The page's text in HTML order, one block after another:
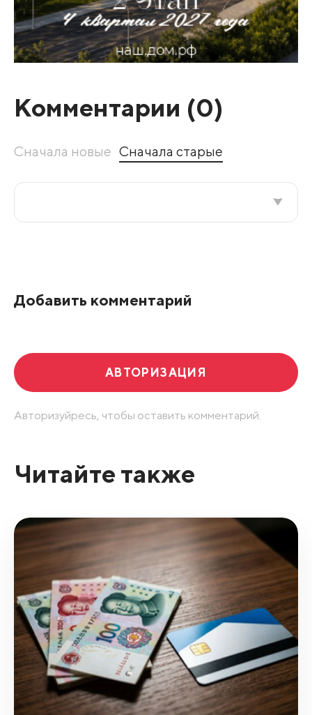
Комментарии (0)
Сначала новые Сначала старые
Добавить комментарий
АВТОРИЗАЦИЯ
Авторизуйресь, чтобы оставить комментарий.
Читайте также